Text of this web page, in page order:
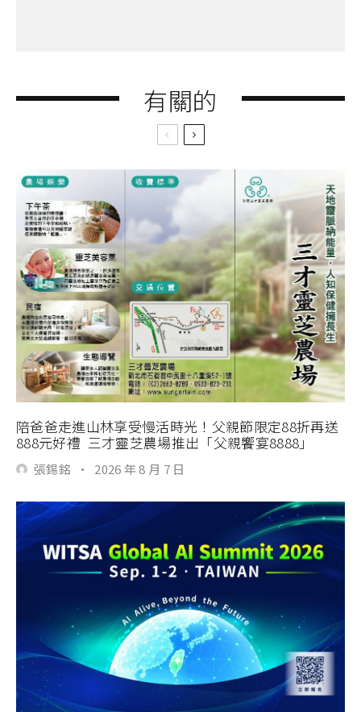
有關的
陪爸爸走進山林享受慢活時光！父親節限定88折再送
888元好禮 三才靈芝農場推出「父親饗宴8888」
張錫銘 · 2026 年 8 月 7 日